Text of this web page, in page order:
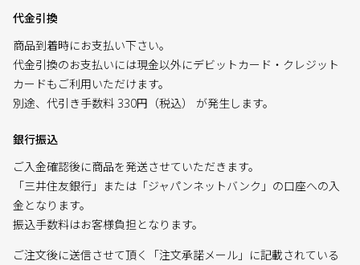
代金引換
商品到着時にお支払い下さい。
代金引換のお支払いには現金以外にデビットカード・クレジット
カードもご利用いただけます。
別途、代引き手数料 330円（税込） が発生します。
銀行振込
ご入金確認後に商品を発送させていただきます。
「三井住友銀行」または「ジャパンネットバンク」の口座への入
金となります。
振込手数料はお客様負担となります。
ご注文後に送信させて頂く「注文承諾メール」に記載されている